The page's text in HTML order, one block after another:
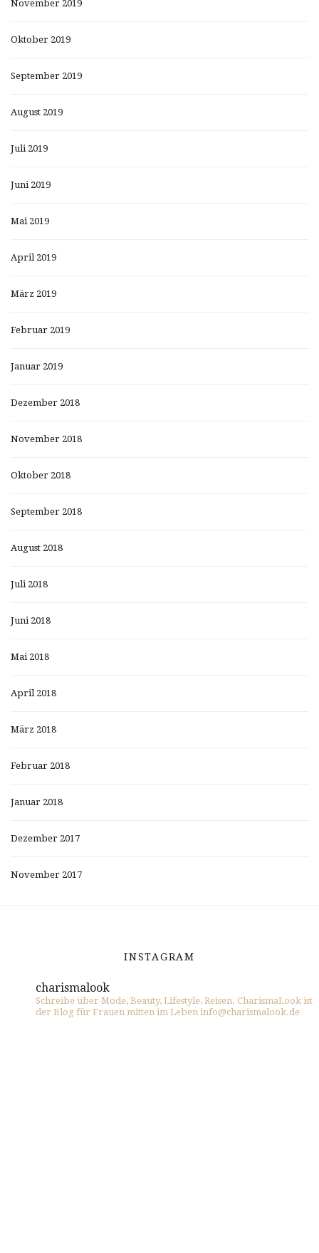
November 2019
Oktober 2019
September 2019
August 2019
Juli 2019
Juni 2019
Mai 2019
April 2019
März 2019
Februar 2019
Januar 2019
Dezember 2018
November 2018
Oktober 2018
September 2018
August 2018
Juli 2018
Juni 2018
Mai 2018
April 2018
März 2018
Februar 2018
Januar 2018
Dezember 2017
November 2017
INSTAGRAM
charismalook
Schreibe über Mode, Beauty, Lifestyle, Reisen. CharismaLook ist
der Blog für Frauen mitten im Leben info@charismalook.de